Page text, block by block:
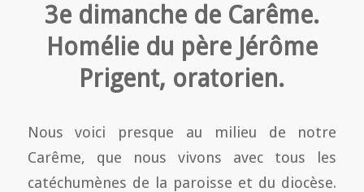
3e dimanche de Carême.
Homélie du père Jérôme
Prigent, oratorien.
Nous voici presque au milieu de notre
Carême, que nous vivons avec tous les
catéchumènes de la paroisse et du diocèse.